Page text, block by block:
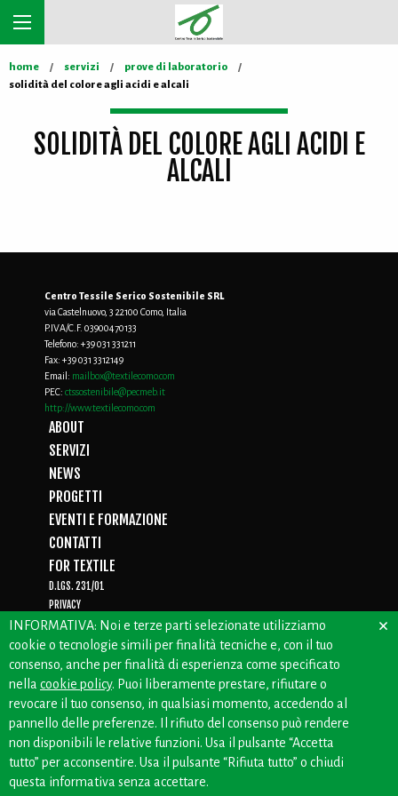
home servizi
prove di laboratorio
solidità del colore agli acidi e alcali
SOLIDITÀ DEL COLORE AGLI ACIDI E
ALCALI
Centro Tessile Serico Sostenibile SRL
via Castelnuovo, 3 22100 Como, Italia
P.IVA/C.F. 03900470133
Telefono: +39 031 331211
Fax: +39 031 3312149
Email: mailbox@textilecomo.com
PEC: ctssostenibile@pecmeb.it
http://www.textilecomo.com
ABOUT
SERVIZI
NEWS
PROGETTI
EVENTI E FORMAZIONE
CONTATTI
FOR TEXTILE
D.LGS. 231/01
PRIVACY
WHISTLEBLOWING
CREDITS: OFFICINEBIANCHE
INFORMATIVA: Noi e terze parti selezionate utilizziamo
cookie o tecnologie simili per finalità tecniche e, con il tuo
consenso, anche per finalità di esperienza come specificato
nella cookie policy. Puoi liberamente prestare, rifiutare o
revocare il tuo consenso, in qualsiasi momento, accedendo al
pannello delle preferenze. Il rifiuto del consenso può rendere
non disponibili le relative funzioni. Usa il pulsante “Accetta
tutto” per acconsentire. Usa il pulsante “Rifiuta tutto” o chiudi
questa informativa senza accettare.
×